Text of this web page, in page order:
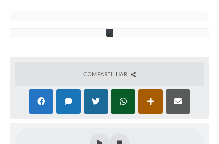
COMPARTILHAR